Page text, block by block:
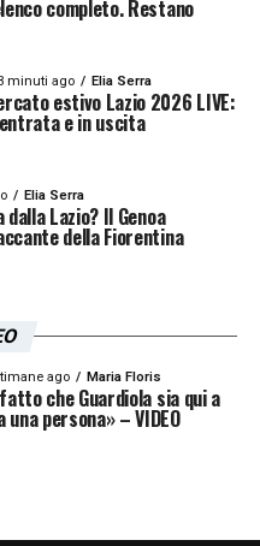
passo d’addio.
di fortuna che alla
TOP NEWS
completo. Restano
minuti ago Elia Serra
estivo Lazio 2026 LIVE:
e in uscita
Elia Serra
Lazio? Il Genoa
della Fiorentina
ago Maria Floris
che Guardiola sia qui a
persona» – VIDEO